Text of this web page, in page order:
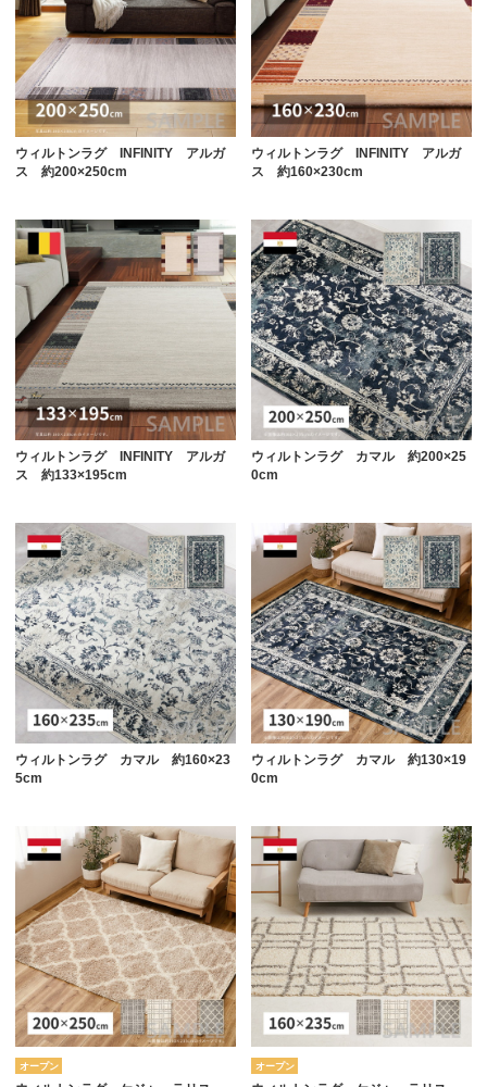
ウィルトンラグ INFINITY アルガ
ス 約200×250cm
ウィルトンラグ INFINITY アルガ
ス 約160×230cm
ウィルトンラグ INFINITY アルガ
ス 約133×195cm
ウィルトンラグ カマル 約200×25
0cm
ウィルトンラグ カマル 約160×23
5cm
ウィルトンラグ カマル 約130×19
0cm
オープン オープン